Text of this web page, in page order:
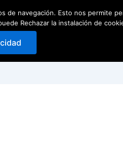
0
de navegación. Esto nos permite
Rechazar la instalación de